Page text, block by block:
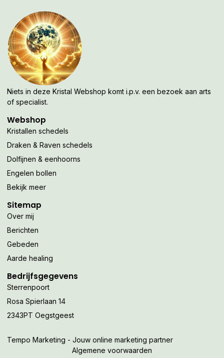
Niets in deze Kristal Webshop komt i.p.v. een bezoek aan arts
of specialist.
Webshop
Kristallen schedels
Draken & Raven schedels
Dolfijnen & eenhoorns
Engelen bollen
Bekijk meer
Sitemap
Over mij
Berichten
Gebeden
Aarde healing
Bedrijfsgegevens
Sterrenpoort
Rosa Spierlaan 14
2343PT Oegstgeest
Tempo Marketing - Jouw online marketing partner
Algemene voorwaarden